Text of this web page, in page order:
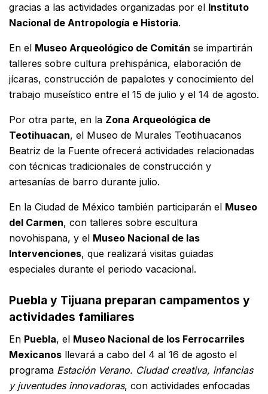
gracias a las actividades organizadas por el Instituto
Nacional de Antropología e Historia.
En el Museo Arqueológico de Comitán se impartirán
talleres sobre cultura prehispánica, elaboración de
jícaras, construcción de papalotes y conocimiento del
trabajo museístico entre el 15 de julio y el 14 de agosto.
Por otra parte, en la Zona Arqueológica de
Teotihuacan, el Museo de Murales Teotihuacanos
Beatriz de la Fuente ofrecerá actividades relacionadas
con técnicas tradicionales de construcción y
artesanías de barro durante julio.
En la Ciudad de México también participarán el Museo
del Carmen, con talleres sobre escultura
novohispana, y el Museo Nacional de las
Intervenciones, que realizará visitas guiadas
especiales durante el periodo vacacional.
Puebla y Tijuana preparan campamentos y
actividades familiares
En Puebla, el Museo Nacional de los Ferrocarriles
Mexicanos llevará a cabo del 4 al 16 de agosto el
programa Estación Verano. Ciudad creativa, infancias
y juventudes innovadoras, con actividades enfocadas